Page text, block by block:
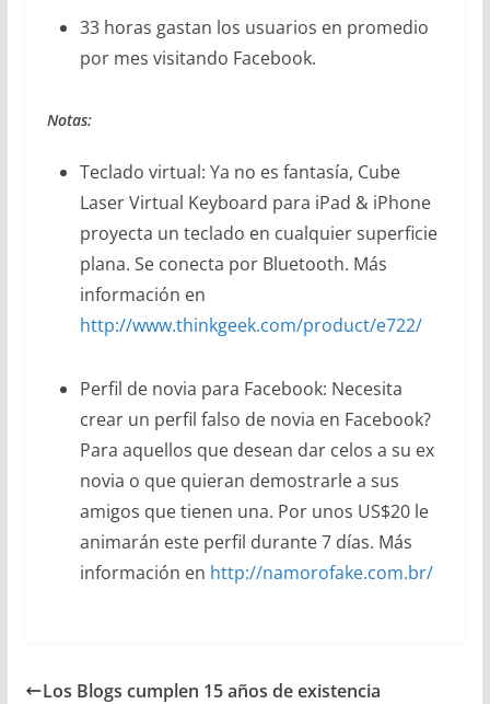
33 horas gastan los usuarios en promedio
por mes visitando Facebook.
Notas:
Teclado virtual: Ya no es fantasía, Cube
Laser Virtual Keyboard para iPad & iPhone
proyecta un teclado en cualquier superficie
plana. Se conecta por Bluetooth. Más
información en
http://www.thinkgeek.com/product/e722/
Perfil de novia para Facebook: Necesita
crear un perfil falso de novia en Facebook?
Para aquellos que desean dar celos a su ex
novia o que quieran demostrarle a sus
amigos que tienen una. Por unos US$20 le
animarán este perfil durante 7 días. Más
información en http://namorofake.com.br/
Los Blogs cumplen 15 años de existencia